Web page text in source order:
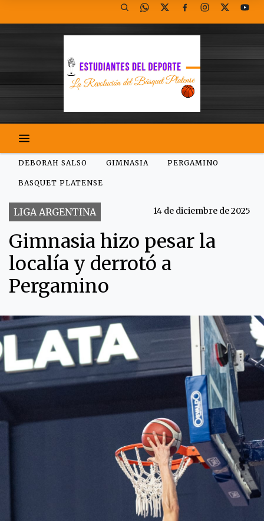
DEBORAH SALSO GIMNASIA PERGAMINO
BASQUET PLATENSE
LIGA ARGENTINA 14 de diciembre de 2025
Gimnasia hizo pesar la
localía y derrotó a
Pergamino